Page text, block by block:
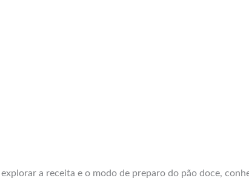
explorar a receita e o modo de preparo do pão doce,